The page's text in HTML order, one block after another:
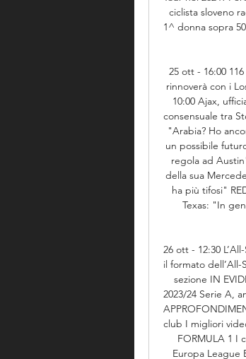
ciclista sloveno
1^ donna sopra
25 ott - 16:00
rinnoverà con i
10:00 Ajax,
consensuale tra
"Arabia? Ho
un possibile
regola ad
della sua
ha più tifosi"
Texas: "In
26 ott - 12:30
il formato dell’All-
sezione IN
2023/24 Serie A,
club I migliori
FORMULA 1 I
Europa League